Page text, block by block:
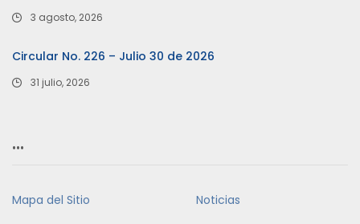
3 agosto, 2026
Circular No. 226 – Julio 30 de 2026
31 julio, 2026
…
Mapa del Sitio
Noticias